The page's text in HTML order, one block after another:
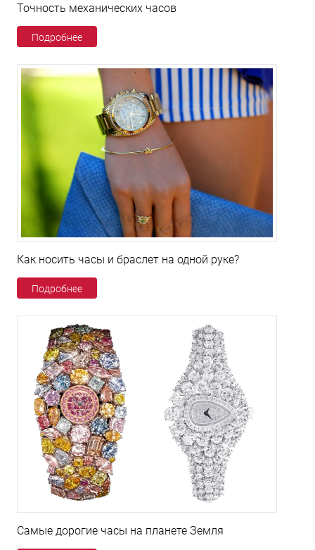
Точность механических часов
Подробнее
Как носить часы и браслет на одной руке?
Подробнее
Самые дорогие часы на планете Земля